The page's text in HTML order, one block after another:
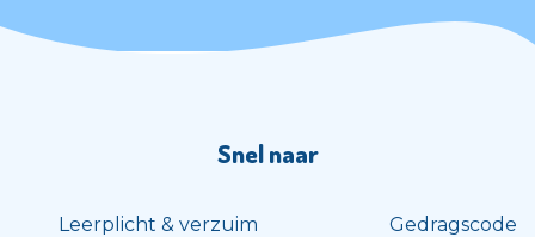
Snel naar
Leerplicht & verzuim Gedragscode